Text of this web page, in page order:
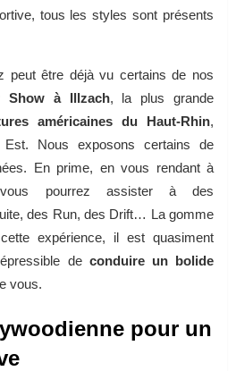
tous les styles sont présents
peut être déjà vu certains de nos
Show à Illzach, la plus grande
américaines du Haut-Rhin,
Nous exposons certains de
En prime, en vous rendant à
vous pourrez assister à des
des Run, des Drift… La gomme
expérience, il est quasiment
de conduire un bolide
vous.
pour un